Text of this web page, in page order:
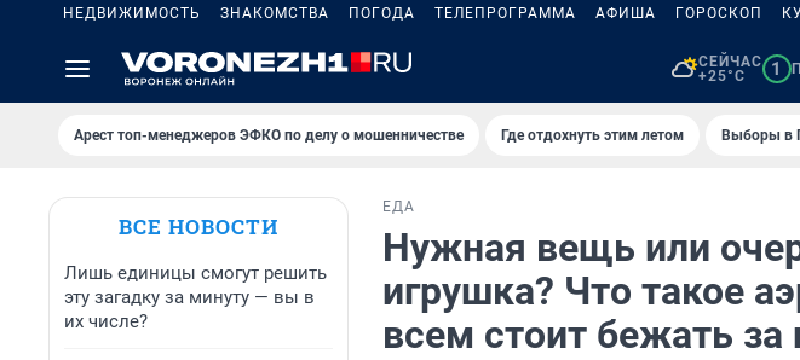
НЕДВИЖИМОСТЬ ЗНАКОМСТВА ПОГОДА ТЕЛЕПРОГРАММА АФИША ГОРОСКОП
СЕЙЧАС
+25°C
1
Арест топ-менеджеров ЭФКО по делу о мошенничестве Где отдохнуть этим летом Выборы в
ВСЕ НОВОСТИ
Лишь единицы смогут решить
эту загадку за минуту — вы в
их числе?
ЕДА
Нужная вещь или
игрушка? Что такое
всем стоит бежать за